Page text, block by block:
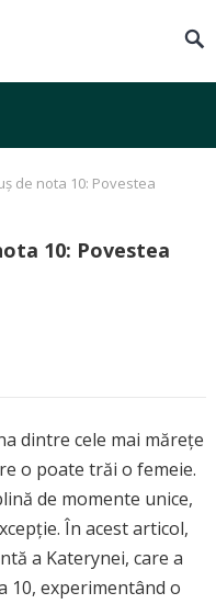
de nota 10: Povestea
10: Povestea
dintre cele mai mărețe
o poate trăi o femeie.
de momente unice,
În acest articol,
a Katerynei, care a
10, experimentând o